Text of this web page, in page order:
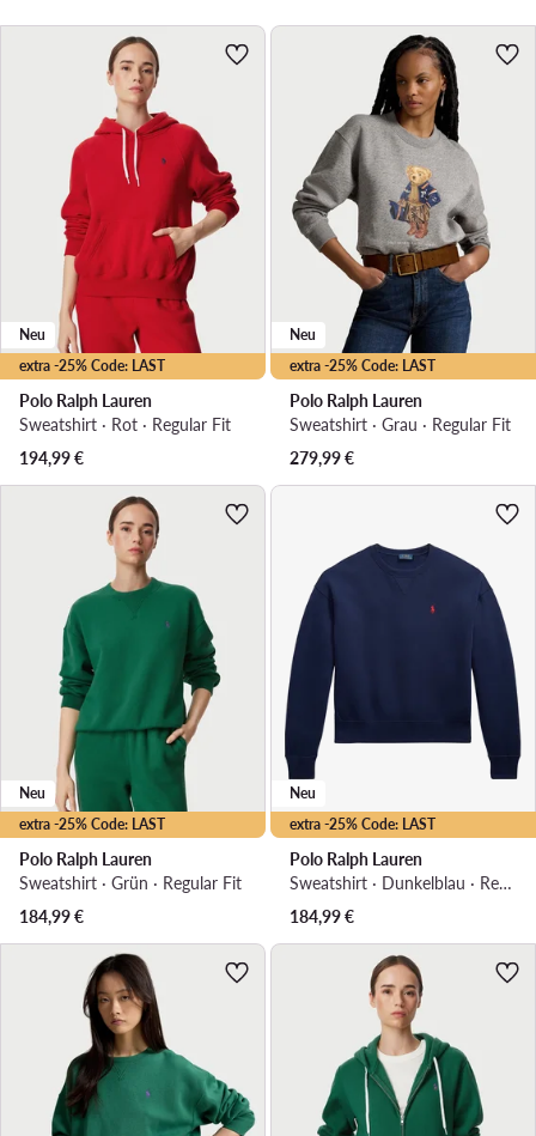
extra -25% Code: LAST
Neu
Polo Ralph Lauren
Sweatshirt · Rot · Regular Fit
194,99€
extra -25% Code: LAST
Neu
Polo Ralph Lauren
Sweatshirt · Grau · Regular Fit
279,99€
extra -25% Code: LAST
Neu
Polo Ralph Lauren
Sweatshirt · Grün · Regular Fit
184,99€
extra -25% Code: LAST
Neu
Polo Ralph Lauren
Sweatshirt · Dunkelblau · Regular Fit
184,99€